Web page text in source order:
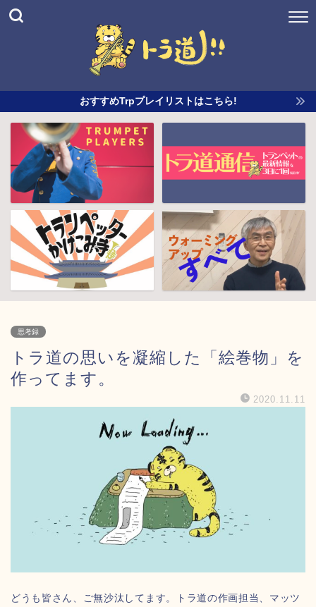
おすすめTrpプレイリストはこちら!
思考録
トラ道の思いを凝縮した「絵巻物」を
作ってます。
2020.11.11
どうも皆さん、ご無沙汰してます。トラ道の作画担当、マッツ